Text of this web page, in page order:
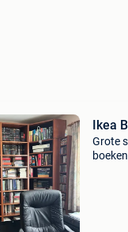
Ikea
Grote